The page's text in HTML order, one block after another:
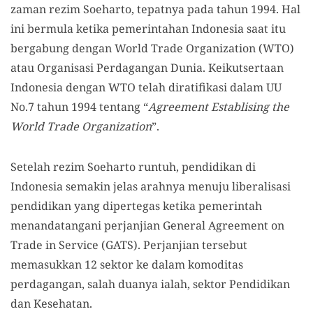
zaman rezim Soeharto, tepatnya pada tahun 1994. Hal
ini bermula ketika pemerintahan Indonesia saat itu
bergabung dengan World Trade Organization (WTO)
atau Organisasi Perdagangan Dunia. Keikutsertaan
Indonesia dengan WTO telah diratifikasi dalam UU
No.7 tahun 1994 tentang “Agreement Establising the
World Trade Organization”.
Setelah rezim Soeharto runtuh, pendidikan di
Indonesia semakin jelas arahnya menuju liberalisasi
pendidikan yang dipertegas ketika pemerintah
menandatangani perjanjian General Agreement on
Trade in Service (GATS). Perjanjian tersebut
memasukkan 12 sektor ke dalam komoditas
perdagangan, salah duanya ialah, sektor Pendidikan
dan Kesehatan.